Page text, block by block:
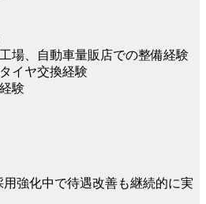
場、自動車量販店での整備経験
イヤ交換経験
験
強化中で待遇改善も継続的に実